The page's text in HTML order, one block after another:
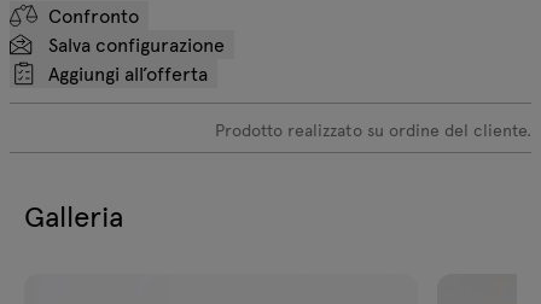
Confronto
Salva configurazione
Aggiungi all’offerta
Prodotto realizzato su ordine del cliente.
Galleria